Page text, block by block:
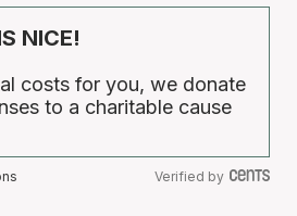
NICE!
costs for you, we donate
to a charitable cause
Verified by